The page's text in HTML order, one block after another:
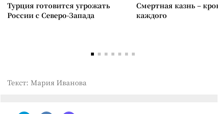
Турция готовится угрожать
России с Северо-Запада
Смертная казнь –
каждого
Текст: Мария Иванова